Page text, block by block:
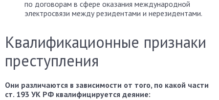
по договорам в сфере оказания международной
электросвязи между резидентами и нерезидентами.
Квалификационные признаки
преступления
Они различаются в зависимости от того, по какой части
ст. 193 УК РФ квалифицируется деяние: